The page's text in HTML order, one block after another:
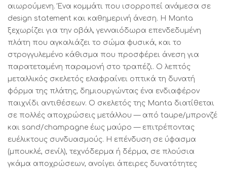
αιωρούμενη. Ένα κομμάτι που ισορροπεί ανάμεσα σε
design statement και καθημερινή άνεση. Η Manta
ξεχωρίζει για την οβάλ, γενναιόδωρα επενδεδυμένη
πλάτη που αγκαλιάζει το σώμα φυσικά, και το
στρογγυλεμένο κάθισμα που προσφέρει άνεση για
παρατεταμένη παραμονή στο τραπέζι. Ο λεπτός
μεταλλικός σκελετός ελαφραίνει οπτικά τη δυνατή
φόρμα της πλάτης, δημιουργώντας ένα ενδιαφέρον
παιχνίδι αντιθέσεων. Ο σκελετός της Manta διατίθεται
σε πολλές αποχρώσεις μετάλλου — από taupe/μπρονζέ
και sand/champagne έως μαύρο — επιτρέποντας
ευέλικτους συνδυασμούς. Η επένδυση σε ύφασμα
(μπουκλέ, σενίλ), τεχνόδερμα ή δέρμα, σε πλούσια
γκάμα αποχρώσεων, ανοίγει άπειρες δυνατότητες